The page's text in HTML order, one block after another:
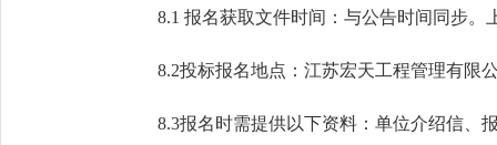
8.1 报名获取文件时间：与公告时间同步。
8.2投标报名地点： 江苏宏天工程管理有限
8.3报名时需提供以下资料：单位介绍信、